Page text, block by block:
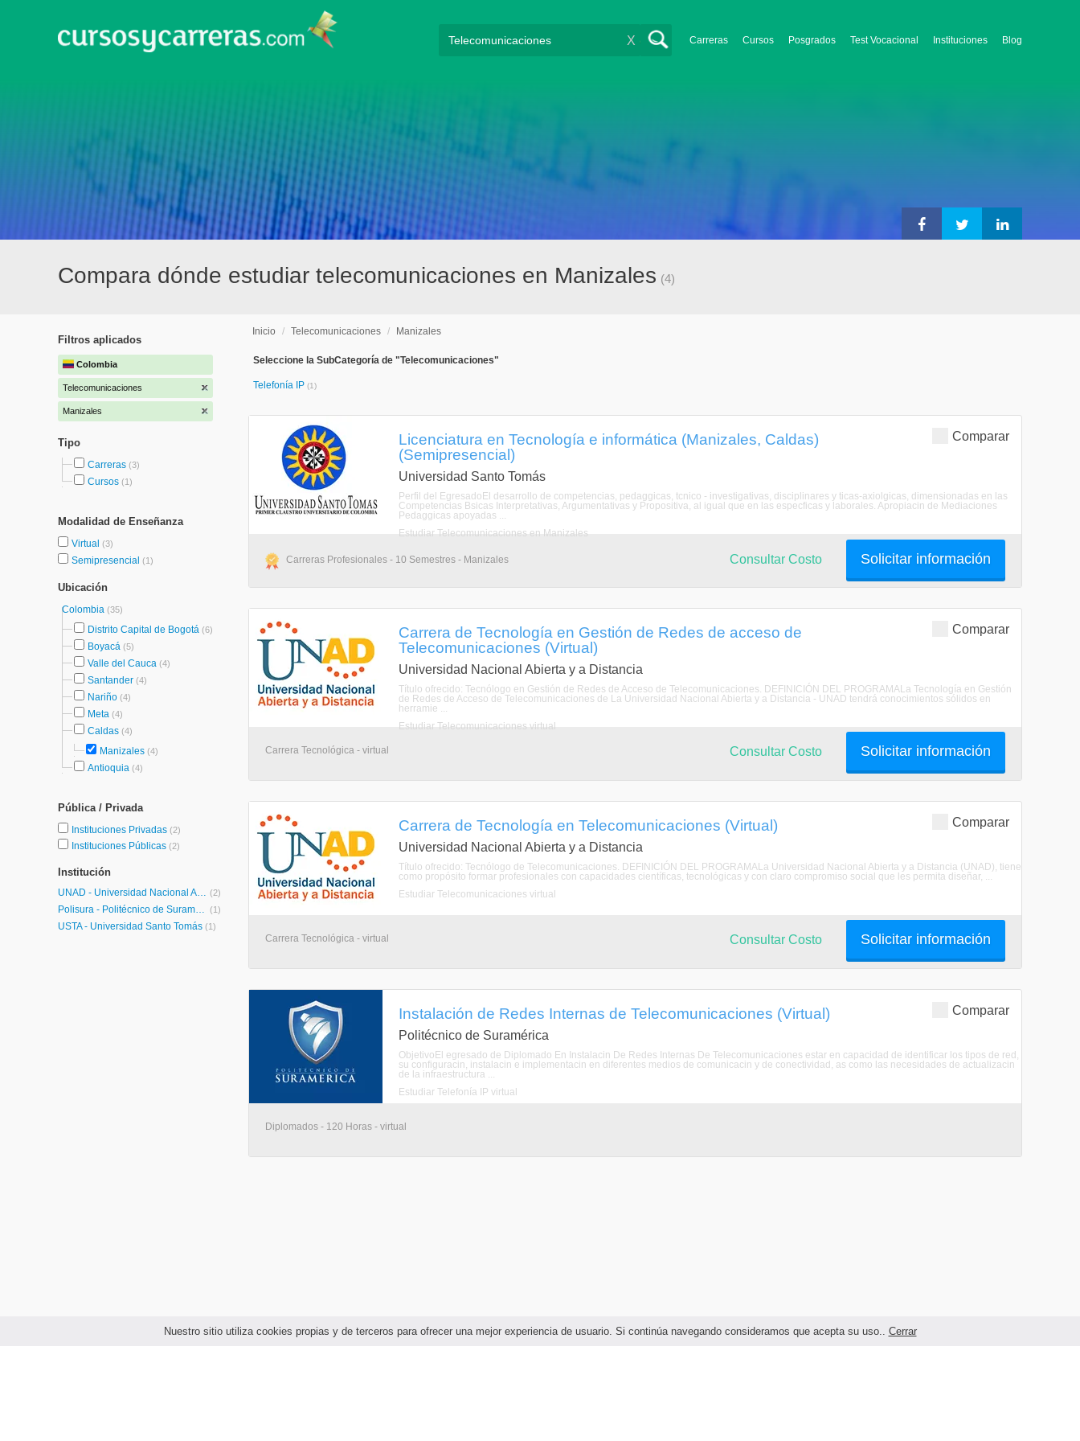
Nuestro sitio utiliza cookies propias y de terceros para ofrecer una mejor experiencia de usuario. Si continúa navegando consideramos que acepta su uso.. Cerrar
Carreras Cursos Posgrados Test Vocacional Instituciones Blog
X
Compara dónde estudiar telecomunicaciones en Manizales (4)
Filtros aplicados
Colombia
Telecomunicaciones
Manizales
Tipo
Carreras (3)
Cursos (1)
Modalidad de Enseñanza
Virtual (3)
Semipresencial (1)
Ubicación
Colombia (35)
Distrito Capital de Bogotá (6)
Boyacá (5)
Valle del Cauca (4)
Santander (4)
Nariño (4)
Meta (4)
Caldas (4)
Manizales (4)
Antioquia (4)
Pública / Privada
Instituciones Privadas (2)
Instituciones Públicas (2)
Institución
UNAD - Universidad Nacional Abierta y a Distancia (2)
Polisura - Politécnico de Suramérica (1)
USTA - Universidad Santo Tomás (1)
Inicio / Telecomunicaciones / Manizales
Seleccione la SubCategoría de "Telecomunicaciones"
Telefonía IP (1)
Comparar
Licenciatura en Tecnología e informática (Manizales, Caldas)
(Semipresencial)
Universidad Santo Tomás
Perfil del EgresadoEl desarrollo de competencias, pedaggicas, tcnico - investigativas, disciplinares y ticas-axiolgicas, dimensionadas en las
Competencias Bsicas Interpretativas, Argumentativas y Propositiva, al igual que en las especficas y laborales. Apropiacin de Mediaciones
Pedaggicas apoyadas ...
Estudiar Telecomunicaciones en Manizales
Carreras Profesionales - 10 Semestres - Manizales Solicitar información
Consultar Costo
Comparar
Carrera de Tecnología en Gestión de Redes de acceso de
Telecomunicaciones (Virtual)
Universidad Nacional Abierta y a Distancia
Título ofrecido: Tecnólogo en Gestión de Redes de Acceso de Telecomunicaciones. DEFINICIÓN DEL PROGRAMALa Tecnología en Gestión
de Redes de Acceso de Telecomunicaciones de La Universidad Nacional Abierta y a Distancia - UNAD tendrá conocimientos sólidos en
herramie ...
Estudiar Telecomunicaciones virtual
Carrera Tecnológica - virtual Solicitar información
Consultar Costo
Comparar
Carrera de Tecnología en Telecomunicaciones (Virtual)
Universidad Nacional Abierta y a Distancia
Título ofrecido: Tecnólogo de Telecomunicaciones. DEFINICIÓN DEL PROGRAMALa Universidad Nacional Abierta y a Distancia (UNAD), tiene
como propósito formar profesionales con capacidades científicas, tecnológicas y con claro compromiso social que les permita diseñar, ...
Estudiar Telecomunicaciones virtual
Carrera Tecnológica - virtual Solicitar información
Consultar Costo
Comparar
Instalación de Redes Internas de Telecomunicaciones (Virtual)
Politécnico de Suramérica
ObjetivoEl egresado de Diplomado En Instalacin De Redes Internas De Telecomunicaciones estar en capacidad de identificar los tipos de red,
su configuracin, instalacin e implementacin en diferentes medios de comunicacin y de conectividad, as como las necesidades de actualizacin
de la infraestructura ...
Estudiar Telefonía IP virtual
Diplomados - 120 Horas - virtual